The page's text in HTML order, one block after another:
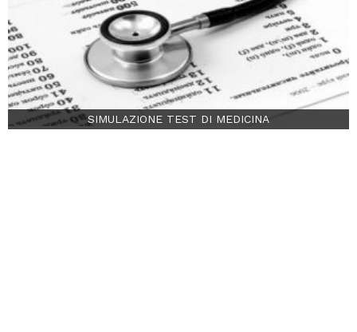
SIMULAZIONE TEST DI MEDICINA